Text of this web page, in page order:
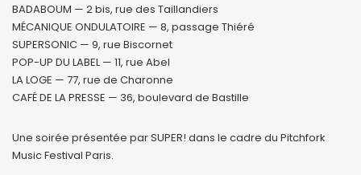
BADABOUM — 2 bis, rue des Taillandiers
MÉCANIQUE ONDULATOIRE — 8, passage Thiéré
SUPERSONIC — 9, rue Biscornet
POP-UP DU LABEL — 11, rue Abel
LA LOGE — 77, rue de Charonne
CAFÉ DE LA PRESSE — 36, boulevard de Bastille
Une soirée présentée par SUPER! dans le cadre du Pitchfork
Music Festival Paris.